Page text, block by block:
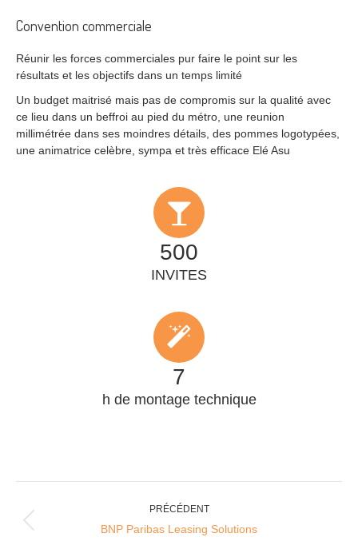
Convention commerciale
Réunir les forces commerciales pur faire le point sur les
résultats et les objectifs dans un temps limité
Un budget maitrisé mais pas de compromis sur la qualité avec
ce lieu dans un beffroi au pied du métro, une reunion
millimétrée dans ses moindres détails, des pommes logotypées,
une animatrice celèbre, sympa et très efficace Elé Asu
500
INVITES
7
h de montage technique
de
PRÉCÉDENT
Onglet
BNP Paribas Leasing Solutions